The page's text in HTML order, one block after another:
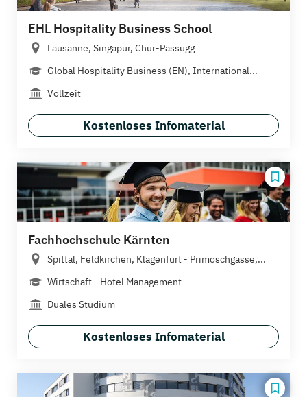
EHL Hospitality Business School
Lausanne, Singapur, Chur-Passugg
Global Hospitality Business (EN), International...
Vollzeit
Kostenloses Infomaterial
Fachhochschule Kärnten
Spittal, Feldkirchen, Klagenfurt - Primoschgasse,...
Wirtschaft - Hotel Management
Duales Studium
Kostenloses Infomaterial